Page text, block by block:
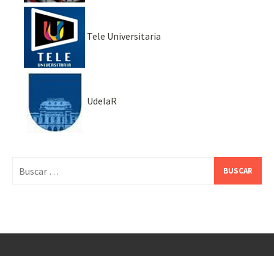
Tele Universitaria
UdelaR